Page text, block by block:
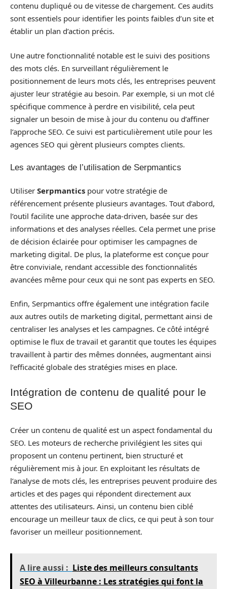
contenu dupliqué ou de vitesse de chargement. Ces audits
sont essentiels pour identifier les points faibles d’un site et
établir un plan d’action précis.
Une autre fonctionnalité notable est le suivi des positions
des mots clés. En surveillant régulièrement le
positionnement de leurs mots clés, les entreprises peuvent
ajuster leur stratégie au besoin. Par exemple, si un mot clé
spécifique commence à perdre en visibilité, cela peut
signaler un besoin de mise à jour du contenu ou d’affiner
l’approche SEO. Ce suivi est particulièrement utile pour les
agences SEO qui gèrent plusieurs comptes clients.
Les avantages de l’utilisation de Serpmantics
Utiliser Serpmantics pour votre stratégie de
référencement présente plusieurs avantages. Tout d’abord,
l’outil facilite une approche data-driven, basée sur des
informations et des analyses réelles. Cela permet une prise
de décision éclairée pour optimiser les campagnes de
marketing digital. De plus, la plateforme est conçue pour
être conviviale, rendant accessible des fonctionnalités
avancées même pour ceux qui ne sont pas experts en SEO.
Enfin, Serpmantics offre également une intégration facile
aux autres outils de marketing digital, permettant ainsi de
centraliser les analyses et les campagnes. Ce côté intégré
optimise le flux de travail et garantit que toutes les équipes
travaillent à partir des mêmes données, augmentant ainsi
l’efficacité globale des stratégies mises en place.
Intégration de contenu de qualité pour le
SEO
Créer un contenu de qualité est un aspect fondamental du
SEO. Les moteurs de recherche privilégient les sites qui
proposent un contenu pertinent, bien structuré et
régulièrement mis à jour. En exploitant les résultats de
l’analyse de mots clés, les entreprises peuvent produire des
articles et des pages qui répondent directement aux
attentes des utilisateurs. Ainsi, un contenu bien ciblé
encourage un meilleur taux de clics, ce qui peut à son tour
favoriser un meilleur positionnement.
A lire aussi : Liste des meilleurs consultants
SEO à Villeurbanne : Les stratégies qui font la